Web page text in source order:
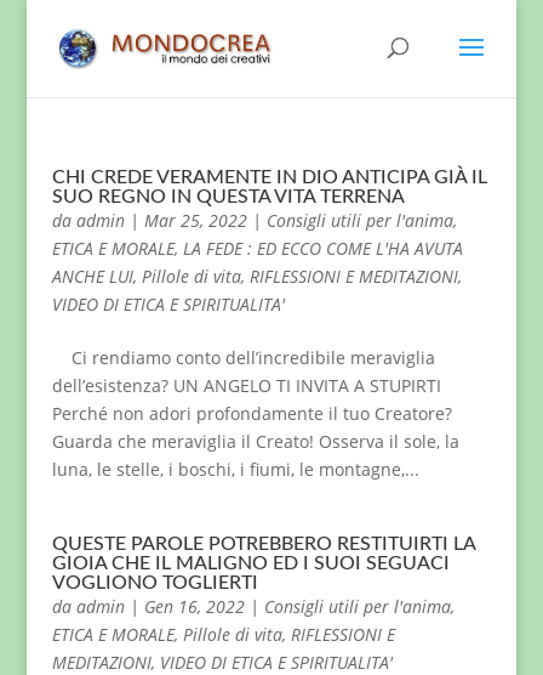
CHI CREDE VERAMENTE IN DIO ANTICIPA GIÀ IL
SUO REGNO IN QUESTA VITA TERRENA
da admin| Mar 25, 2022| Consigli utili per l'anima,
ETICA E MORALE, LA FEDE : ED ECCO COME L'HA AVUTA
ANCHE LUI, Pillole di vita, RIFLESSIONI E MEDITAZIONI,
VIDEO DI ETICA E SPIRITUALITA'
Ci rendiamo conto dell’incredibile meraviglia
dell’esistenza? UN ANGELO TI INVITA A STUPIRTI
Perché non adori profondamente il tuo Creatore?
Guarda che meraviglia il Creato! Osserva il sole, la
luna, le stelle, i boschi, i fiumi, le montagne,...
QUESTE PAROLE POTREBBERO RESTITUIRTI LA
GIOIA CHE IL MALIGNO ED I SUOI SEGUACI
VOGLIONO TOGLIERTI
da admin| Gen 16, 2022| Consigli utili per l'anima,
ETICA E MORALE, Pillole di vita, RIFLESSIONI E
MEDITAZIONI, VIDEO DI ETICA E SPIRITUALITA'